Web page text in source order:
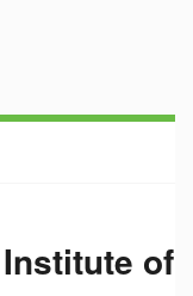
Institute of